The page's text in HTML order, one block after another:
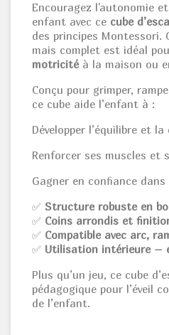
Encouragez l'autonomie
enfant avec ce cube
des principes Montessori.
mais complet est idéal
motricitéà la maison ou
Conçu pour grimper,
ce cube aide l’enfant à :
Développer l’équilibre et
Renforcer ses muscles et
Gagner en confiance dans
✅ Structure robuste en
✅ Coins arrondis et
✅ Compatible avec arc,
✅ Utilisation intérieure –
Plus qu’un jeu, ce cube
pédagogique pour l’éveil
de l’enfant.